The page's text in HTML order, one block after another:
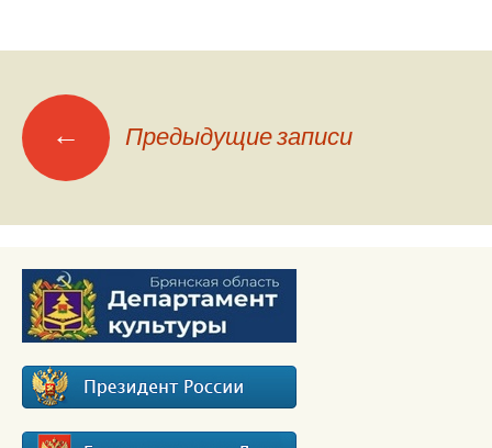
Навигация
по
записям
← Предыдущие записи